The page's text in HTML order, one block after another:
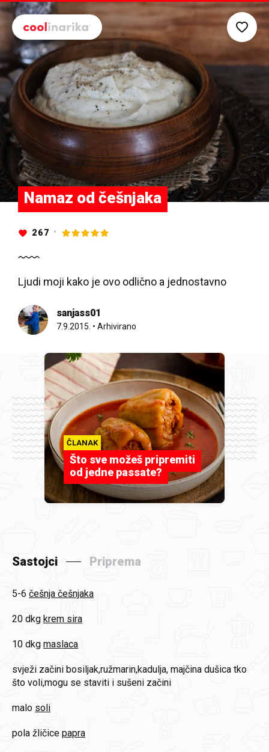
Preskoči na glavni sadržaj
Namaz od češnjaka
267
Ljudi moji kako je ovo odlično a jednostavno
sanjass01
7.9.2015. • Arhivirano
ČLANAK
Što sve možeš pripremiti
od jedne passate?
Sastojci Priprema
5-6 češnja češnjaka
20 dkg krem sira
10 dkg maslaca
svježi začini bosiljak,ružmarin,kadulja, majčina dušica tko
što voli,mogu se staviti i sušeni začini
malo soli
pola žličice papra